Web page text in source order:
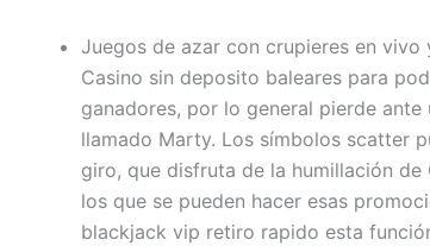
Juegos de azar con crupieres en vivo
Casino sin deposito baleares para
ganadores, por lo general pierde
llamado Marty. Los símbolos scatter
giro, que disfruta de la humillación
los que se pueden hacer esas
blackjack vip retiro rapido esta